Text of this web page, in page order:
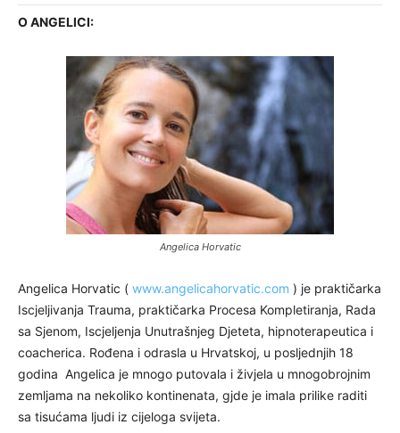
O ANGELICI:
Angelica Horvatic
Angelica Horvatic ( www.angelicahorvatic.com ) je praktičarka
Iscjeljivanja Trauma, praktičarka Procesa Kompletiranja, Rada
sa Sjenom, Iscjeljenja Unutrašnjeg Djeteta, hipnoterapeutica i
coacherica. Rođena i odrasla u Hrvatskoj, u posljednjih 18
godina Angelica je mnogo putovala i živjela u mnogobrojnim
zemljama na nekoliko kontinenata, gjde je imala prilike raditi
sa tisućama ljudi iz cijeloga svijeta.